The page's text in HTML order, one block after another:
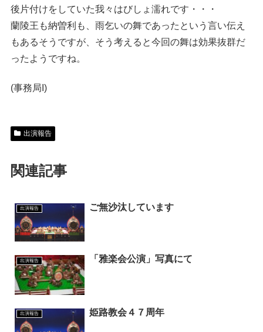
後片付けをしていた我々はびしょ濡れです・・・
蘭陵王も納曽利も、雨乞いの舞であったという言い伝え
もあるそうですが、そう考えると今回の舞は効果抜群だ
ったようですね。
(事務局I)
出演報告
関連記事
出演報告 ご無沙汰しています
出演報告 「雅楽会公演」写真にて
出演報告 姫路教会４７周年